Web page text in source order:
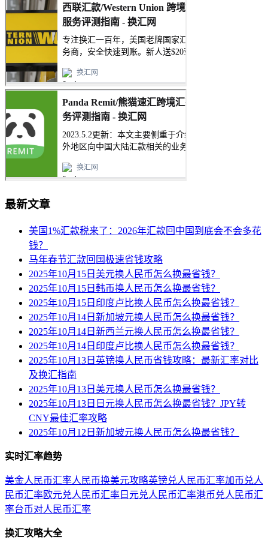
最新文章
美国1%汇款税来了：2026年汇款回中国到底会不会多花
钱？
马年春节汇款回国极速省钱攻略
2025年10月15日美元换人民币怎么换最省钱？
2025年10月15日韩币换人民币怎么换最省钱？
2025年10月15日印度卢比换人民币怎么换最省钱？
2025年10月14日新加坡元换人民币怎么换最省钱？
2025年10月14日新西兰元换人民币怎么换最省钱？
2025年10月14日印度卢比换人民币怎么换最省钱？
2025年10月13日英镑换人民币省钱攻略：最新汇率对比
及换汇指南
2025年10月13日美元换人民币怎么换最省钱？
2025年10月13日日元换人民币怎么换最省钱？JPY转
CNY最佳汇率攻略
2025年10月12日新加坡元换人民币怎么换最省钱？
实时汇率趋势
美金人民币汇率人民币换美元攻略英镑兑人民币汇率加币兑人
民币汇率欧元兑人民币汇率 日元兑人民币汇率港币兑人民币汇
率台币对人民币汇率
换汇攻略大全